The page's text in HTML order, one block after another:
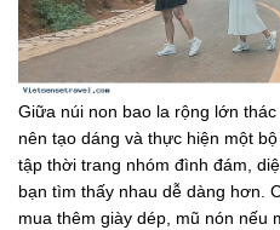
Giữa núi non bao la rộng lớn
nên tạo dáng và thực hiện một
tập thời trang nhóm đình đám,
bạn tìm thấy nhau dễ dàng hơn.
mua thêm giày dép, mũ nón nếu